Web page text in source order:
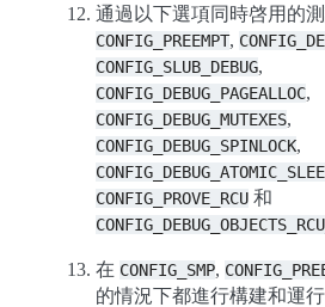
通過以下選項同時啓用的測
CONFIG_PREEMPT,
CONFIG_SLUB_DEBUG,
CONFIG_DEBUG_PAGEALLOC,
CONFIG_DEBUG_MUTEXES,
CONFIG_DEBUG_SPINLOCK,
CONFIG_PROVE_RCU 和
在 CONFIG_SMP,
的情況下都進行構建和運行